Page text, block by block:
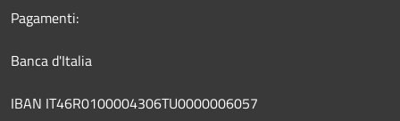
Pagamenti:
Banca d'Italia
IBAN IT46R0100004306TU0000006057